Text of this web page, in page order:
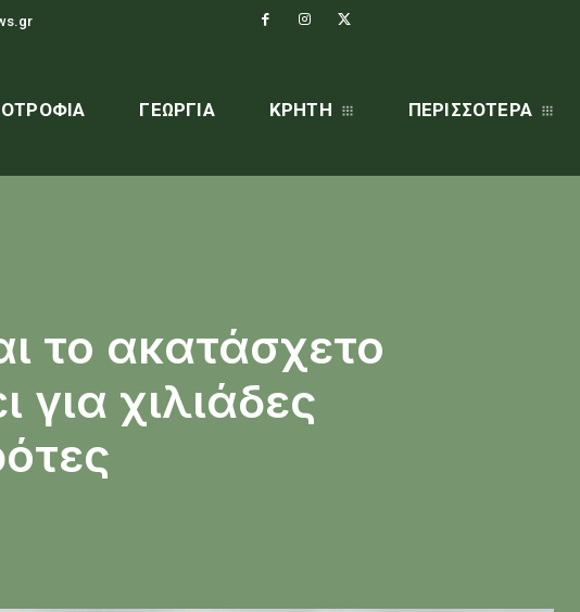
ΓΕΩΡΓΊΑ ΚΡΗΤΗ ΠΕΡΙΣΣΌΤΕΡΑ
το ακατάσχετο
για χιλιάδες